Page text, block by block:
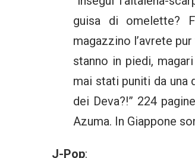
guisa di omelette?
magazzino l’avrete
stanno in piedi,
mai stati puniti da una
dei Deva?!” 224
Azuma. In Giappone
J-Pop: